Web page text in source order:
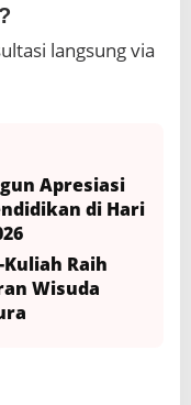
langsung via
Apresiasi
di Hari
Raih
Wisuda